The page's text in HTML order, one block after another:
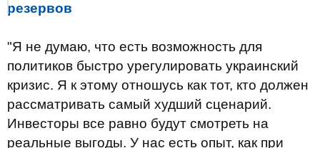
резервов
"Я не думаю, что есть возможность для
политиков быстро урегулировать украинский
кризис. Я к этому отношусь как тот, кто должен
рассматривать самый худший сценарий.
Инвесторы все равно будут смотреть на
реальные выгоды. У нас есть опыт, как при